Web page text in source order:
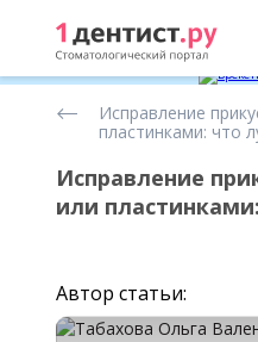
исправлении
Исправление
пластинками: что
Исправление
или
Автор статьи: